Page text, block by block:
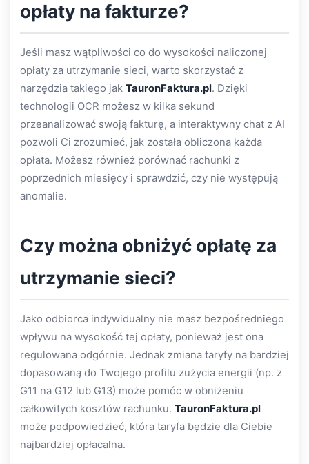
opłaty na fakturze?
Jeśli masz wątpliwości co do wysokości naliczonej
opłaty za utrzymanie sieci, warto skorzystać z
narzędzia takiego jak TauronFaktura.pl. Dzięki
technologii OCR możesz w kilka sekund
przeanalizować swoją fakturę, a interaktywny chat z AI
pozwoli Ci zrozumieć, jak została obliczona każda
opłata. Możesz również porównać rachunki z
poprzednich miesięcy i sprawdzić, czy nie występują
anomalie.
Czy można obniżyć opłatę za
utrzymanie sieci?
Jako odbiorca indywidualny nie masz bezpośredniego
wpływu na wysokość tej opłaty, ponieważ jest ona
regulowana odgórnie. Jednak zmiana taryfy na bardziej
dopasowaną do Twojego profilu zużycia energii (np. z
G11 na G12 lub G13) może pomóc w obniżeniu
całkowitych kosztów rachunku. TauronFaktura.pl
może podpowiedzieć, która taryfa będzie dla Ciebie
najbardziej opłacalna.